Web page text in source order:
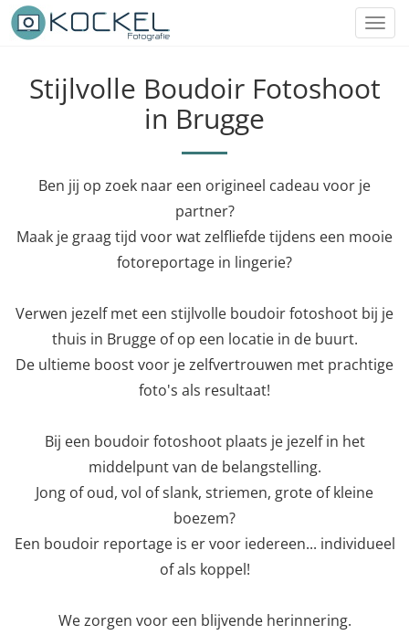
Stijlvolle Boudoir Fotoshoot
in Brugge
Ben jij op zoek naar een origineel cadeau voor je
partner?
Maak je graag tijd voor wat zelfliefde tijdens een mooie
fotoreportage in lingerie?
Verwen jezelf met een stijlvolle boudoir fotoshoot bij je
thuis in Brugge of op een locatie in de buurt.
De ultieme boost voor je zelfvertrouwen met prachtige
foto's als resultaat!
Bij een boudoir fotoshoot plaats je jezelf in het
middelpunt van de belangstelling.
Jong of oud, vol of slank, striemen, grote of kleine
boezem?
Een boudoir reportage is er voor iedereen... individueel
of als koppel!
We zorgen voor een blijvende herinnering.